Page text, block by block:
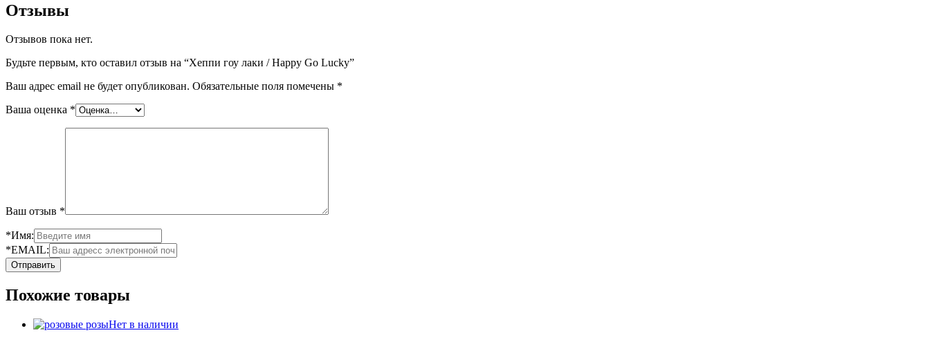
Отзывы
Отзывов пока нет.
Будьте первым, кто оставил отзыв на “Хеппи гоу лаки / Happy Go Lucky”
Ваш адрес email не будет опубликован. Обязательные поля помечены *
Ваша оценка *
Ваш отзыв *
*Имя:
*EMAIL:
Похожие товары
Нет в наличии